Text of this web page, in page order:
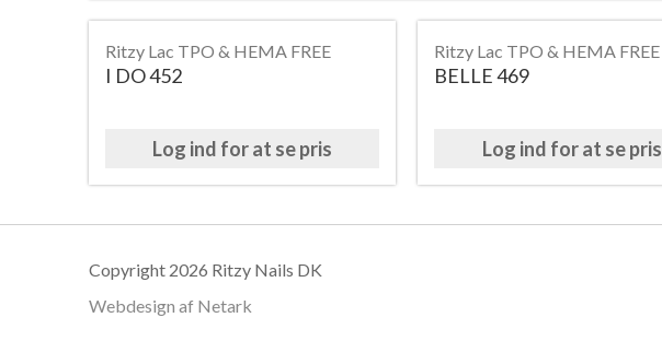
Ritzy Lac TPO & HEMA FREE
I DO 452
Log ind for at se pris
Ritzy Lac TPO & HEMA FREE
BELLE 469
Log ind for at se pris
Copyright 2026 Ritzy Nails DK
Webdesign af Netark